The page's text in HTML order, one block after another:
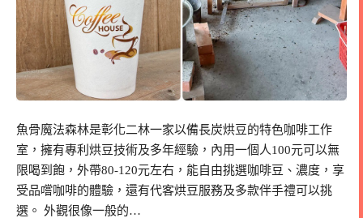
魚骨魔法森林是彰化二林一家以備長炭烘豆的特色咖啡工作
室，擁有專利烘豆技術及多年經驗，內用一個人100元可以無
限喝到飽，外帶80-120元左右，能自由挑選咖啡豆、濃度，享
受品嚐咖啡的體驗，還有代客烘豆服務及多款伴手禮可以挑
選。 外觀很像一般的…